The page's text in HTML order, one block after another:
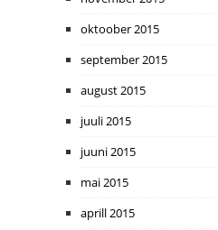
oktoober 2015
september 2015
august 2015
juuli 2015
juuni 2015
mai 2015
aprill 2015